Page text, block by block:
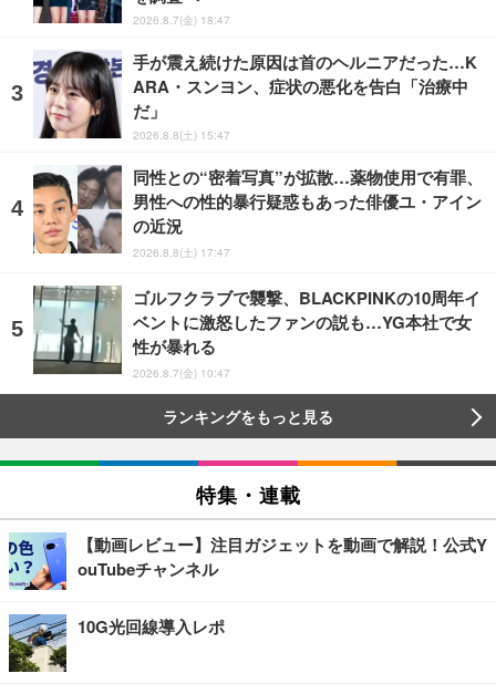
2026.8.7(金) 18:47
手が震え続けた原因は首のヘルニアだった…K
ARA・スンヨン、症状の悪化を告白「治療中
だ」
2026.8.8(土) 15:47
同性との“密着写真”が拡散…薬物使用で有罪、
男性への性的暴行疑惑もあった俳優ユ・アイン
の近況
2026.8.8(土) 17:47
ゴルフクラブで襲撃、BLACKPINKの10周年イ
ベントに激怒したファンの説も…YG本社で女
性が暴れる
2026.8.7(金) 10:47
ランキングをもっと見る
特集・連載
【動画レビュー】注目ガジェットを動画で解説！公式Y
ouTubeチャンネル
10G光回線導入レポ